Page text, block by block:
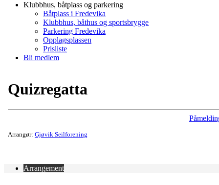
Klubbhus, båtplass og parkering
Båtplass i Fredevika
Klubbhus, båthus og sportsbrygge
Parkering Fredevika
Opplagsplassen
Prisliste
Bli medlem
Quizregatta
Arrangør: Gjøvik Seilforening
Arrangement